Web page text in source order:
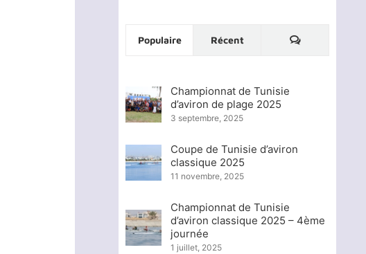
Populaire Récent
Championnat de Tunisie
d’aviron de plage 2025
3 septembre, 2025
Coupe de Tunisie d’aviron
classique 2025
11 novembre, 2025
Championnat de Tunisie
d’aviron classique 2025 – 4ème
journée
1 juillet, 2025